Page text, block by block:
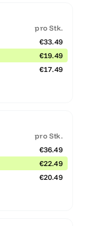
pro Stk.
€33.49
€19.49
€17.49
pro Stk.
€36.49
€22.49
€20.49